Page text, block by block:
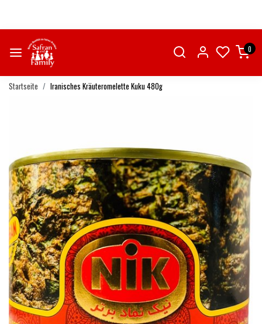
0
Startseite Iranisches Kräuteromelette Kuku 480g